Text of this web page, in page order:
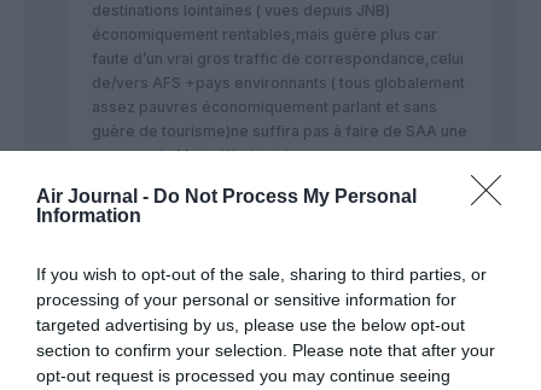
Air Journal - Do Not Process My Personal
Information
If you wish to opt-out of the sale, sharing to third parties, or
processing of your personal or sensitive information for
targeted advertising by us, please use the below opt-out
section to confirm your selection. Please note that after your
opt-out request is processed you may continue seeing
destinations lointaines ( vues depuis JNB)
économiquement rentables,mais guère plus car
faute d’un vrai gros traffic de correspondance,celui
de/vers AFS +pays environnants ( tous globalement
assez pauvres économiquement parlant et sans
guère de tourisme)ne suffira pas à faire de SAA une
compagnie Major Worldwide….
RÉPONDRE
RichieRSAa commenté :
25 janvier 2015 - 15 h 32
@Lysflyer: je pense tout au contraire que faire rentrer Etihad